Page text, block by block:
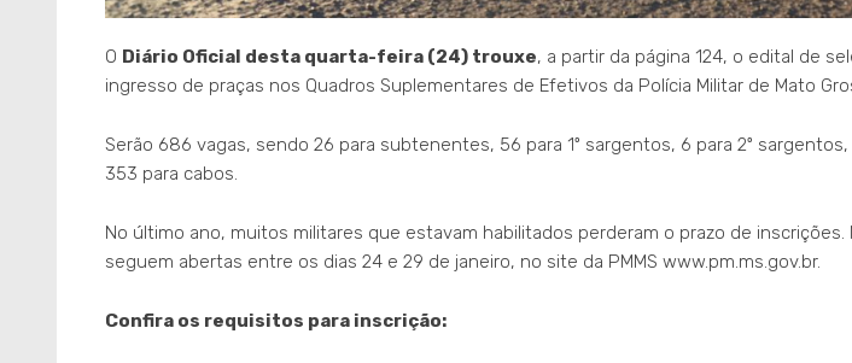
O Diário Oficial desta quarta-feira (24) trouxe, a partir da página 124, o edital de
ingresso de praças nos Quadros Suplementares de Efetivos da Polícia Militar de Mato
Serão 686 vagas, sendo 26 para subtenentes, 56 para 1º sargentos, 6 para 2º
353 para cabos.
No último ano, muitos militares que estavam habilitados perderam o prazo de
seguem abertas entre os dias 24 e 29 de janeiro, no site da PMMS www.pm.ms.gov.br.
Confira os requisitos para inscrição: